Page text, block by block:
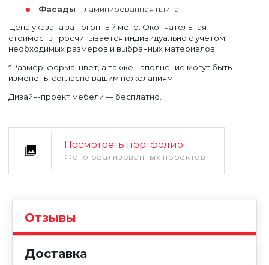
Фасады – ламинированная плита
Цена указана за погонный метр. Окончательная
стоимость просчитывается индивидуально с учетом
необходимых размеров и выбранных материалов
*Размер, форма, цвет, а также наполнение могут быть
изменены согласно вашим пожеланиям.
Дизайн-проект мебели — бесплатно.
Посмотреть портфолио
Фото реализованных проектов
Отзывы
Доставка
Москва